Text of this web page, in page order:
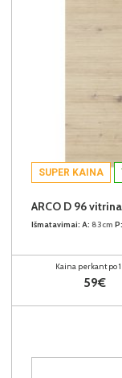
SUPER KAINA
ARCO D 96
Išmatavimai: A: 83cm P:
Kaina perkant po
59€